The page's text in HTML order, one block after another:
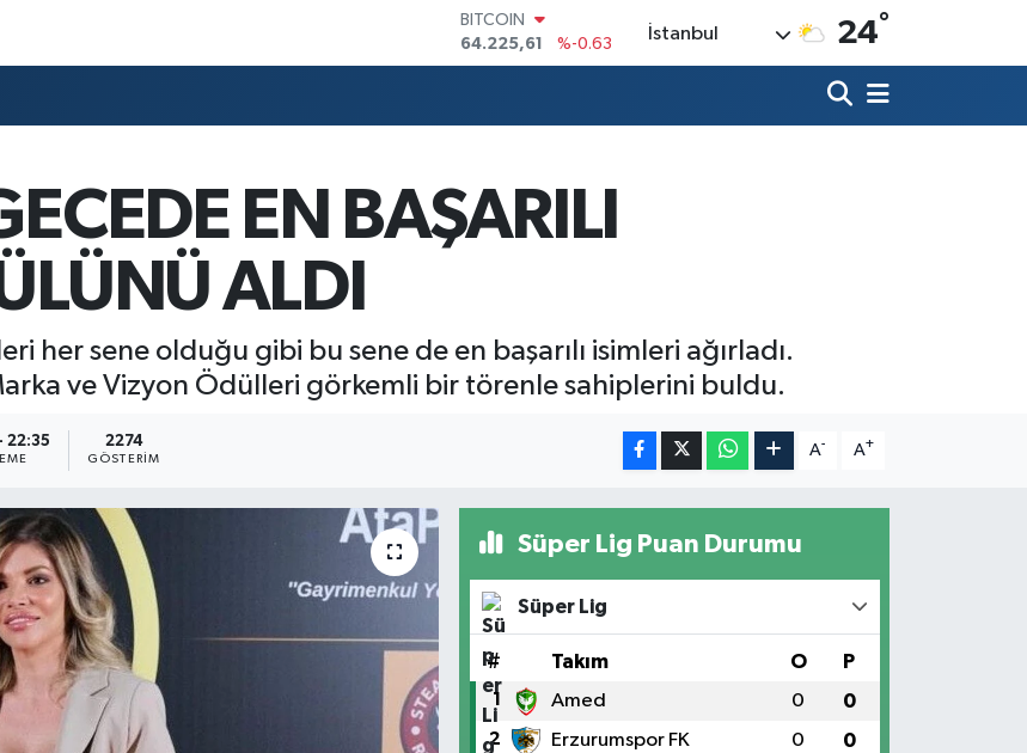
BITCOIN
64.225,61
%-0.63
DOLAR
64,2463
%0.07
GRAM ALTIN
6510.40
%0.45
İstanbul 24°
EN BAŞARILI
ALDI
her sene olduğu gibi bu sene de en başarılı isimleri ağırladı.
ve Vizyon Ödülleri görkemli bir törenle sahiplerini buldu.
22:35 2274
GÖSTERIM
A- A+
Süper Lig Puan Durumu
Süper Lig
# Takım O P
1 Amed 0 0
2 Erzurumspor FK 0 0